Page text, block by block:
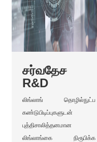
திறனை விரிவுபடுத்துவதை
நிறுவனம் துரிதப்படுத்தும்.
சர்வதேச
R&D
லிங்லாங் தொழில்நுட்ப
கண்டுபிடிப்புகளுடன்
புத்திசாலித்தனமான
லிங்லாங்கை நிரூபிக்க